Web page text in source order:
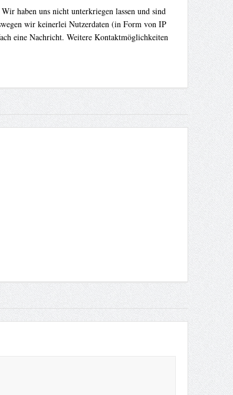
haben uns nicht unterkriegen lassen und sind
wir keinerlei Nutzerdaten (in Form von IP
eine Nachricht. Weitere Kontaktmöglichkeiten